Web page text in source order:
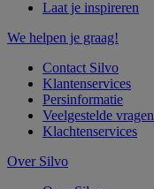
Laat je inspireren
We helpen je graag!
Contact Silvo
Klantenservices
Persinformatie
Veelgestelde vragen
Klachtenservices
Over Silvo